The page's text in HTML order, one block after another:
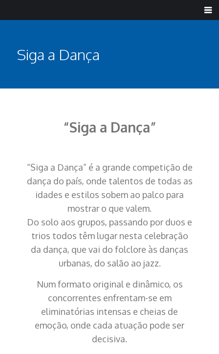
Siga a Dança
“Siga a Dança”
“Siga a Dança” é a grande competição de
dança do país, onde talentos de todas as
idades e estilos sobem ao palco para
mostrar o que valem.
Do solo aos grupos, passando por duos e
trios todos têm lugar nesta celebração
da dança, que vai do folclore às danças
urbanas, do salão ao jazz.
Num formato original e dinâmico, os
concorrentes enfrentam-se em
eliminatórias intensas e cheias de
emoção, onde cada atuação pode ser
decisiva.